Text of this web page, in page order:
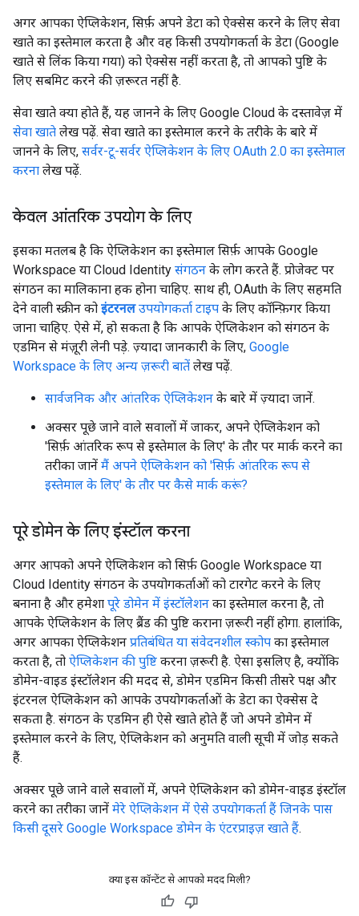
अगर आपका ऐप्लिकेशन, सिर्फ़ अपने डेटा को ऐक्सेस करने के लिए सेवा
खाते का इस्तेमाल करता है और वह किसी उपयोगकर्ता के डेटा (Google
खाते से लिंक किया गया) को ऐक्सेस नहीं करता है, तो आपको पुष्टि के
लिए सबमिट करने की ज़रूरत नहीं है.
सेवा खाते क्या होते हैं, यह जानने के लिए Google Cloud के दस्तावेज़ में
सेवा खाते लेख पढ़ें. सेवा खाते का इस्तेमाल करने के तरीके के बारे में
जानने के लिए, सर्वर-टू-सर्वर ऐप्लिकेशन के लिए OAuth 2.0 का इस्तेमाल
करना लेख पढ़ें.
केवल आंतरि‍क उपयोग के लि‍ए
इसका मतलब है कि ऐप्लिकेशन का इस्तेमाल सिर्फ़ आपके Google
Workspace या Cloud Identity संगठन के लोग करते हैं. प्रोजेक्ट पर
संगठन का मालिकाना हक होना चाहिए. साथ ही, OAuth के लिए सहमति
देने वाली स्क्रीन को इंटरनलउपयोगकर्ता टाइप के लिए कॉन्फ़िगर किया
जाना चाहिए. ऐसे में, हो सकता है कि आपके ऐप्लिकेशन को संगठन के
एडमिन से मंज़ूरी लेनी पड़े. ज़्यादा जानकारी के लिए, Google
Workspace के लिए अन्य ज़रूरी बातें लेख पढ़ें.
सार्वजनिक और आंतरिक ऐप्लिकेशन के बारे में ज़्यादा जानें.
अक्सर पूछे जाने वाले सवालों में जाकर, अपने ऐप्लिकेशन को
'सिर्फ़ आंतरिक रूप से इस्तेमाल के लिए' के तौर पर मार्क करने का
तरीका जानें मैं अपने ऐप्लिकेशन को 'सिर्फ़ आंतरिक रूप से
इस्तेमाल के लिए' के तौर पर कैसे मार्क करूं?
पूरे डोमेन के लिए इंस्टॉल करना
अगर आपको अपने ऐप्लिकेशन को सिर्फ़ Google Workspace या
Cloud Identity संगठन के उपयोगकर्ताओं को टारगेट करने के लिए
बनाना है और हमेशा पूरे डोमेन में इंस्टॉलेशन का इस्तेमाल करना है, तो
आपके ऐप्लिकेशन के लिए ब्रैंड की पुष्टि कराना ज़रूरी नहीं होगा. हालांकि,
अगर आपका ऐप्लिकेशन प्रतिबंधित या संवेदनशील स्कोप का इस्तेमाल
करता है, तो ऐप्लिकेशन की पुष्टि करना ज़रूरी है. ऐसा इसलिए है, क्योंकि
डोमेन-वाइड इंस्टॉलेशन की मदद से, डोमेन एडमिन किसी तीसरे पक्ष और
इंटरनल ऐप्लिकेशन को आपके उपयोगकर्ताओं के डेटा का ऐक्सेस दे
सकता है. संगठन के एडमिन ही ऐसे खाते होते हैं जो अपने डोमेन में
इस्तेमाल करने के लिए, ऐप्लिकेशन को अनुमति वाली सूची में जोड़ सकते
हैं.
अक्सर पूछे जाने वाले सवालों में, अपने ऐप्लिकेशन को डोमेन-वाइड इंस्टॉल
करने का तरीका जानें मेरे ऐप्लिकेशन में ऐसे उपयोगकर्ता हैं जिनके पास
किसी दूसरे Google Workspace डोमेन के एंटरप्राइज़ खाते हैं.
क्या इस कॉन्टेंट से आपको मदद मिली?